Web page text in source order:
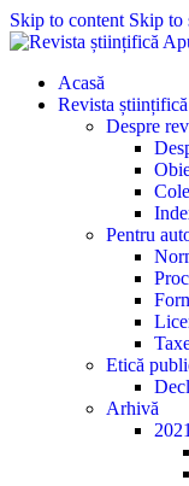
Skip to content Skip to
Acasă
Revista
Despre
Pentru
Etică
Arhivă